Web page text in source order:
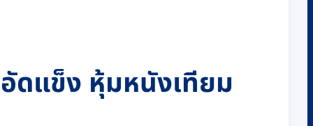
ดแข็ง หุ้มหนังเทียม